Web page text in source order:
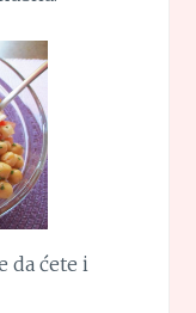
da ćete i